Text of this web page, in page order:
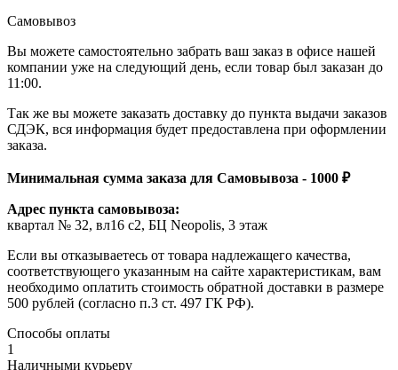
Самовывоз
Вы можете самостоятельно забрать ваш заказ в офисе нашей
компании уже на следующий день, если товар был заказан до
11:00.
Так же вы можете заказать доставку до пункта выдачи заказов
СДЭК, вся информация будет предоставлена при оформлении
заказа.
Минимальная сумма заказа для Самовывоза - 1000 ₽
Адрес пункта самовывоза:
квартал № 32, вл16 с2, БЦ Neopolis, 3 этаж
Если вы отказываетесь от товара надлежащего качества,
соответствующего указанным на сайте характеристикам, вам
необходимо оплатить стоимость обратной доставки в размере
500 рублей (согласно п.3 ст. 497 ГК РФ).
Способы оплаты
1
Наличными курьеру